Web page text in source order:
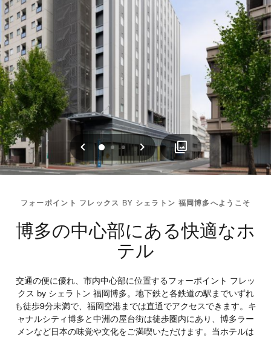
戻る
012 次へ
フォーポイント フレックス BY シェラトン 福岡博多へようこそ
博多の中心部にある快適なホ
テル
交通の便に優れ、市内中心部に位置するフォーポイント フレッ
クス by シェラトン 福岡博多。地下鉄と各鉄道の駅までいずれ
も徒歩9分未満で、福岡空港までは直通でアクセスできます。キ
ャナルシティ博多と中洲の屋台街は徒歩圏内にあり、博多ラー
メンなど日本の味覚や文化をご満喫いただけます。当ホテルは